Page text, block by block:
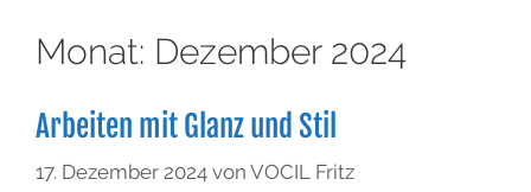
Monat: Dezember 2024
Arbeiten mit Glanz und Stil
17. Dezember 2024 von VOCIL Fritz